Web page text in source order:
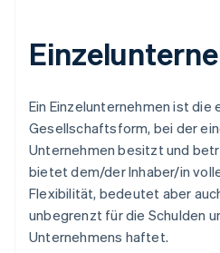
Ein Einzelunternehmen ist die
Gesellschaftsform, bei der
Unternehmen besitzt und
bietet dem/der Inhaber/in
Flexibilität, bedeutet aber
unbegrenzt für die Schulden
Unternehmens haftet.